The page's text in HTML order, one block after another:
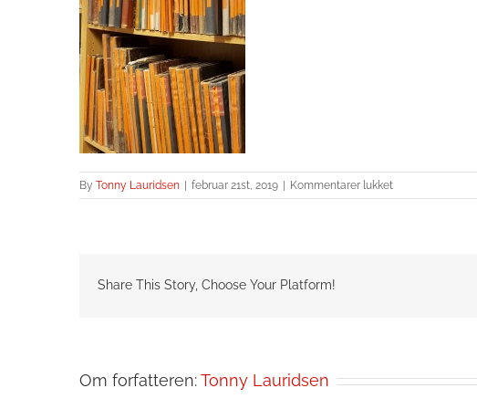
By Tonny Lauridsen februar 21st, 2019 Kommentarer lukkettil
20190221_173925
Share This Story, Choose Your Platform!
Om forfatteren:Tonny Lauridsen